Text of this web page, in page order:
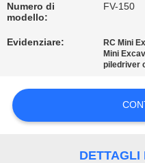
CONTROLLO
DI
CONTATTICI
Numero di
modello:
FV-150
Evidenziare: RC Mini
Mini
piledriver
DETTAGLI